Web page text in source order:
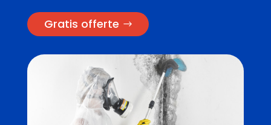
Gratis offerte